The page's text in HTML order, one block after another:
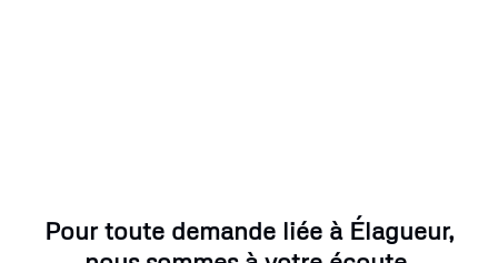
Pour toute demande liée à Élagueur,